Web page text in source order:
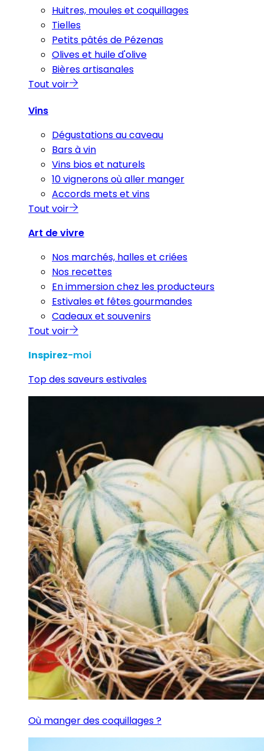
Huitres, moules et coquillages
Tielles
Petits pâtés de Pézenas
Olives et huile d'olive
Bières artisanales
Tout voir
Vins
Dégustations au caveau
Bars à vin
Vins bios et naturels
10 vignerons où aller manger
Accords mets et vins
Tout voir
Art de vivre
Nos marchés, halles et criées
Nos recettes
En immersion chez les producteurs
Estivales et fêtes gourmandes
Cadeaux et souvenirs
Tout voir
Inspirez-moi
Top des saveurs estivales
Où manger des coquillages ?